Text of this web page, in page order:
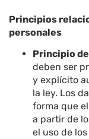
Principios
personales
Principio
deben ser
y explícito
la ley. Los
forma que
a partir de
el uso de